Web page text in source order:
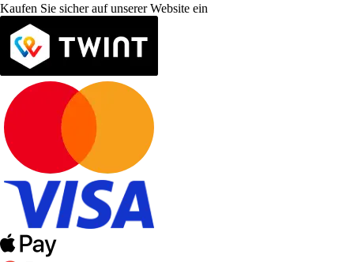
Kaufen Sie sicher auf unserer Website ein